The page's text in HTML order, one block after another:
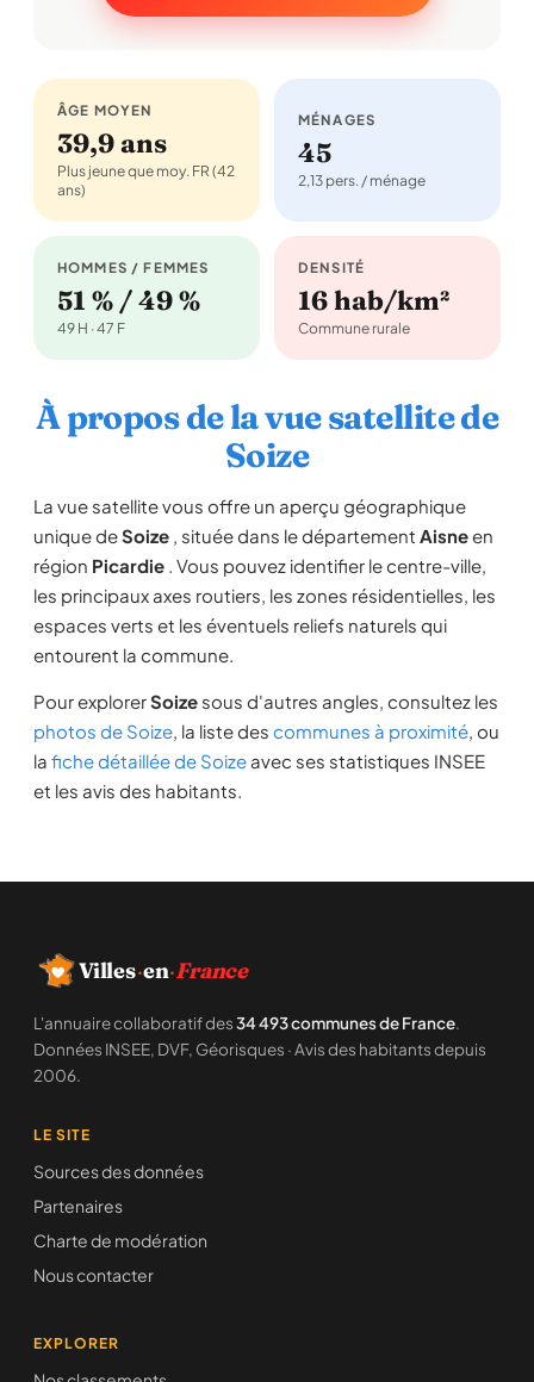
ÂGE MOYEN
39,9 ans
Plus jeune que moy. FR (42
ans)
MÉNAGES
45
2,13 pers. / ménage
HOMMES / FEMMES
51 % / 49 %
49 H · 47 F
DENSITÉ
16 hab/km²
Commune rurale
À propos de la vue satellite de
Soize
La vue satellite vous offre un aperçu géographique
unique deSoize , située dans le département Aisneen
région Picardie . Vous pouvez identifier le centre-ville,
les principaux axes routiers, les zones résidentielles, les
espaces verts et les éventuels reliefs naturels qui
entourent la commune.
Pour explorerSoize sous d'autres angles, consultez les
photos de Soize, la liste des communes à proximité, ou
la fiche détaillée de Soize avec ses statistiques INSEE
et les avis des habitants.
Villes·en·France
L'annuaire collaboratif des34 493 communes de France.
Données INSEE, DVF, Géorisques · Avis des habitants depuis
2006.
LE SITE
Sources des données
Partenaires
Charte de modération
Nous contacter
EXPLORER